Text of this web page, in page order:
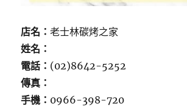
店名：老士林碳烤之家
姓名：
電話： (02)8642-5252
傳真：
手機： 0966-398-720